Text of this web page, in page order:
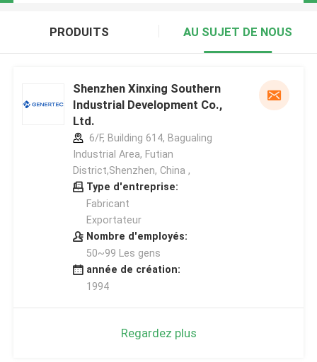
PRODUITS AU SUJET DE NOUS
Shenzhen Xinxing Southern
Industrial Development Co.,
Ltd.
6/F, Building 614, Bagualing
Industrial Area, Futian
District,Shenzhen, China ,
Type d'entreprise:
Fabricant
Exportateur
Nombre d'employés:
50~99 Les gens
année de création:
1994
Regardez plus